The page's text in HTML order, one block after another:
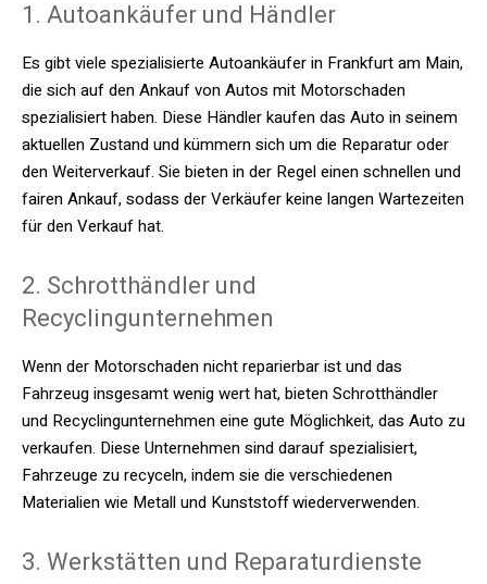
1. Autoankäufer und Händler
Es gibt viele spezialisierte Autoankäufer in Frankfurt am Main,
die sich auf den Ankauf von Autos mit Motorschaden
spezialisiert haben. Diese Händler kaufen das Auto in seinem
aktuellen Zustand und kümmern sich um die Reparatur oder
den Weiterverkauf. Sie bieten in der Regel einen schnellen und
fairen Ankauf, sodass der Verkäufer keine langen Wartezeiten
für den Verkauf hat.
2. Schrotthändler und
Recyclingunternehmen
Wenn der Motorschaden nicht reparierbar ist und das
Fahrzeug insgesamt wenig wert hat, bieten Schrotthändler
und Recyclingunternehmen eine gute Möglichkeit, das Auto zu
verkaufen. Diese Unternehmen sind darauf spezialisiert,
Fahrzeuge zu recyceln, indem sie die verschiedenen
Materialien wie Metall und Kunststoff wiederverwenden.
3. Werkstätten und Reparaturdienste